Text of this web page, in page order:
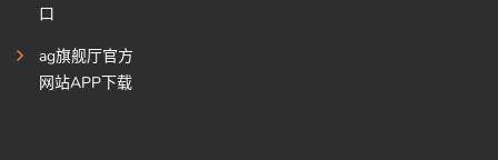
口
ag旗舰厅官方
网站APP下载